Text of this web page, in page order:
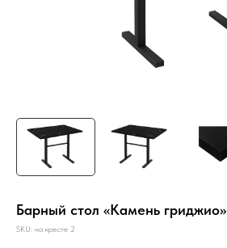
Барный стол «Камень гриджио»
SKU: на кресте 2